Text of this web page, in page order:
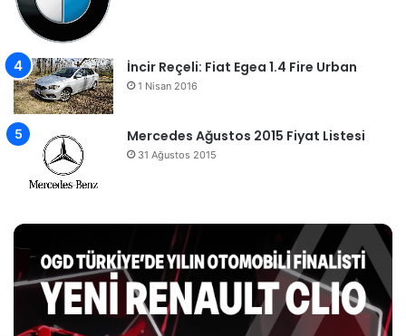
İncir Reçeli: Fiat Egea 1.4 Fire Urban
1 Nisan 2016
Mercedes Ağustos 2015 Fiyat Listesi
31 Ağustos 2015